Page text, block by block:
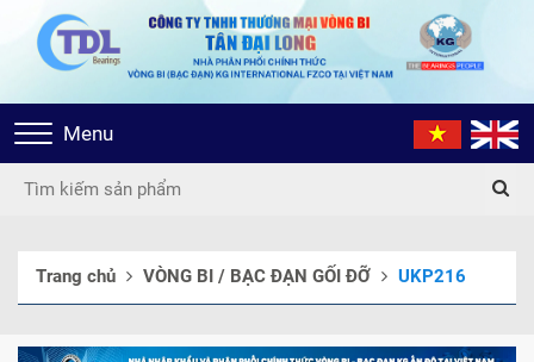
Toggle
navigation
Menu
Trang chủ VÒNG BI / BẠC ĐẠN GỐI ĐỠ UKP216